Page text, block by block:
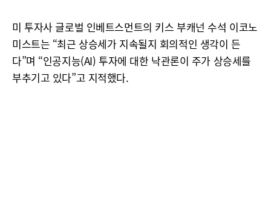
미 투자사 글로벌 인베트스먼트의 키스 부캐넌 수석 이코노
미스트는 “최근 상승세가 지속될지 회의적인 생각이 든
다”며 “인공지능(AI) 투자에 대한 낙관론이 주가 상승세를
부추기고 있다”고 지적했다.